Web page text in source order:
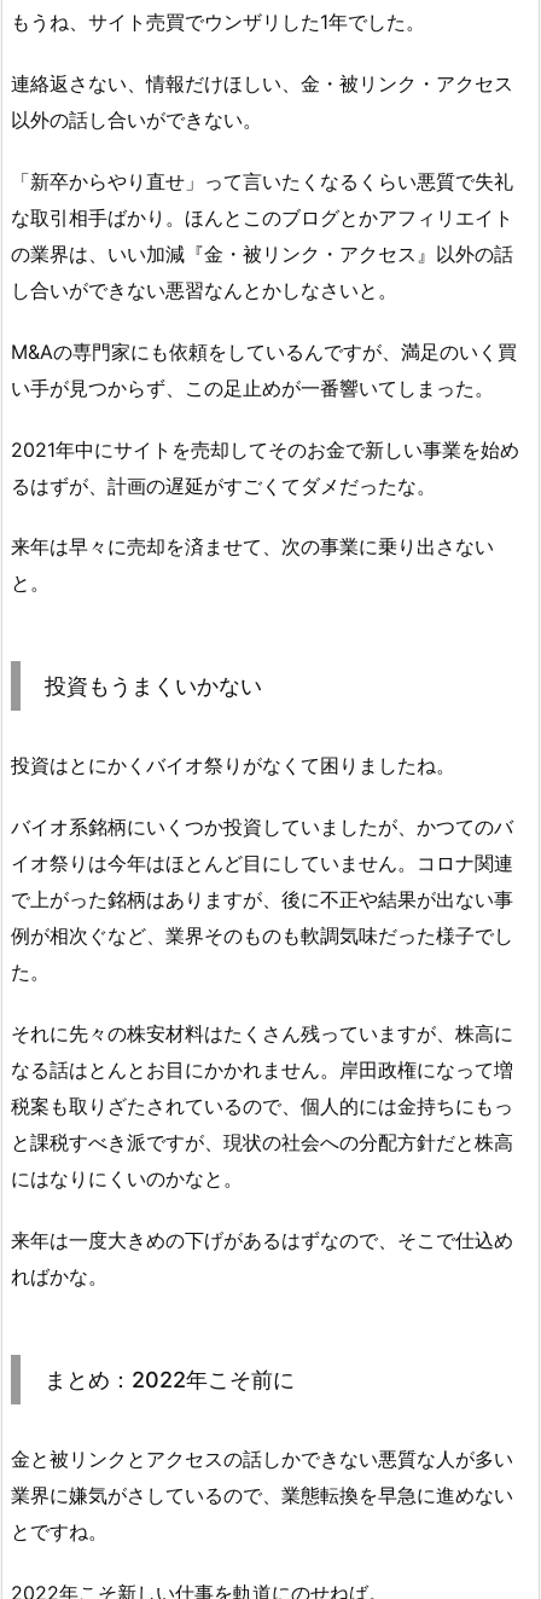
もうね、サイト売買でウンザリした1年でした。
連絡返さない、情報だけほしい、金・被リンク・アクセス
以外の話し合いができない。
「新卒からやり直せ」って言いたくなるくらい悪質で失礼
な取引相手ばかり。ほんとこのブログとかアフィリエイト
の業界は、いい加減『金・被リンク・アクセス』以外の話
し合いができない悪習なんとかしなさいと。
M&Aの専門家にも依頼をしているんですが、満足のいく買
い手が見つからず、この足止めが一番響いてしまった。
2021年中にサイトを売却してそのお金で新しい事業を始め
るはずが、計画の遅延がすごくてダメだったな。
来年は早々に売却を済ませて、次の事業に乗り出さない
と。
投資もうまくいかない
投資はとにかくバイオ祭りがなくて困りましたね。
バイオ系銘柄にいくつか投資していましたが、かつてのバ
イオ祭りは今年はほとんど目にしていません。コロナ関連
で上がった銘柄はありますが、後に不正や結果が出ない事
例が相次ぐなど、業界そのものも軟調気味だった様子でし
た。
それに先々の株安材料はたくさん残っていますが、株高に
なる話はとんとお目にかかれません。岸田政権になって増
税案も取りざたされているので、個人的には金持ちにもっ
と課税すべき派ですが、現状の社会への分配方針だと株高
にはなりにくいのかなと。
来年は一度大きめの下げがあるはずなので、そこで仕込め
ればかな。
まとめ：2022年こそ前に
金と被リンクとアクセスの話しかできない悪質な人が多い
業界に嫌気がさしているので、業態転換を早急に進めない
とですね。
2022年こそ新しい仕事を軌道にのせねば。